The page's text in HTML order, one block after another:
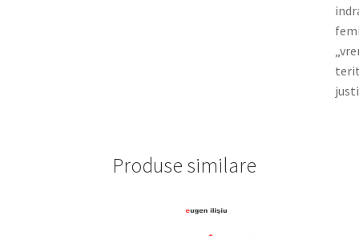
Produse similare